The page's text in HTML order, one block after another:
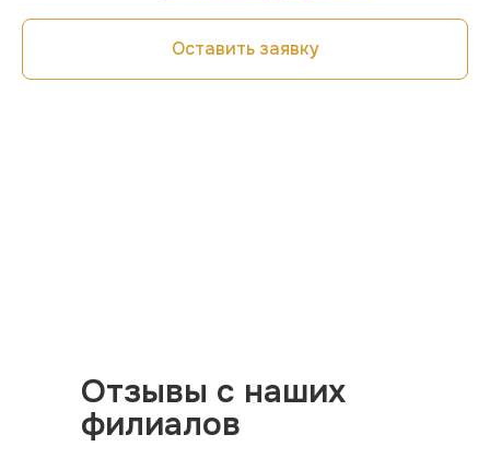
Оставить заявку
Отзывы с наших
филиалов